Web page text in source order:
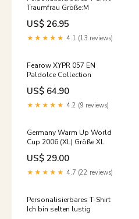
Traumfrau Größe:M
US$ 26.95
★★★★★ 4.1 (13 reviews)
Fearow XYPR 057 EN
Paldolce Collection
US$ 64.90
★★★★★ 4.2 (9 reviews)
Germany Warm Up World
Cup 2006 (XL) Größe:XL
US$ 29.00
★★★★★ 4.7 (22 reviews)
Personalisierbares T-Shirt
Ich bin selten lustig